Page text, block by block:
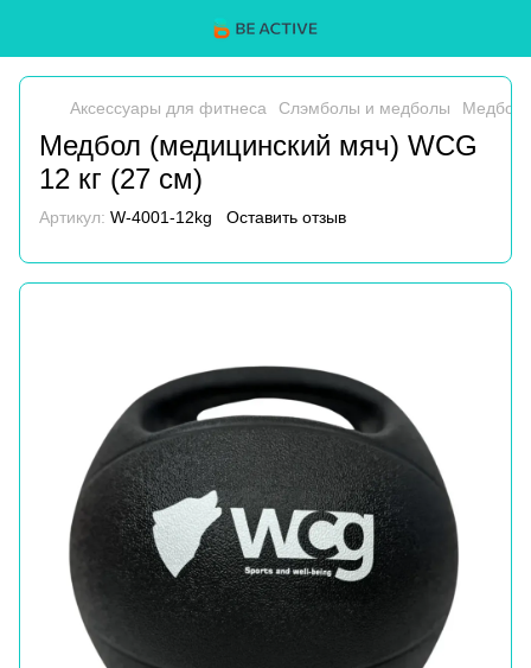
Аксессуары для фитнеса Слэмболы и медболы Медбол
Медбол (медицинский мяч) WCG
12 кг (27 см)
Артикул: W-4001-12kg Оставить отзыв